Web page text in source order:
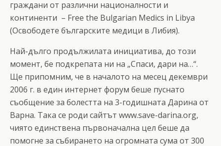
граждани от различни националности и
континенти – Free the Bulgarian Medics in Libya
(Освободете българските медици в Либия).
Най-дълго продължилата инициатива, до този
момент, бе подкрепата ни на „Спаси, дари на…“.
Ще припомним, че в началото на месец декември
2006 г. в един интернет форум беше пуснато
съобщение за болестта на 3-годишната Дарина от
Варна. Така се роди сайтът www.save-darina.org,
чиято единствена първоначална цел беше да
помогне за събирането на огромната сума от 300